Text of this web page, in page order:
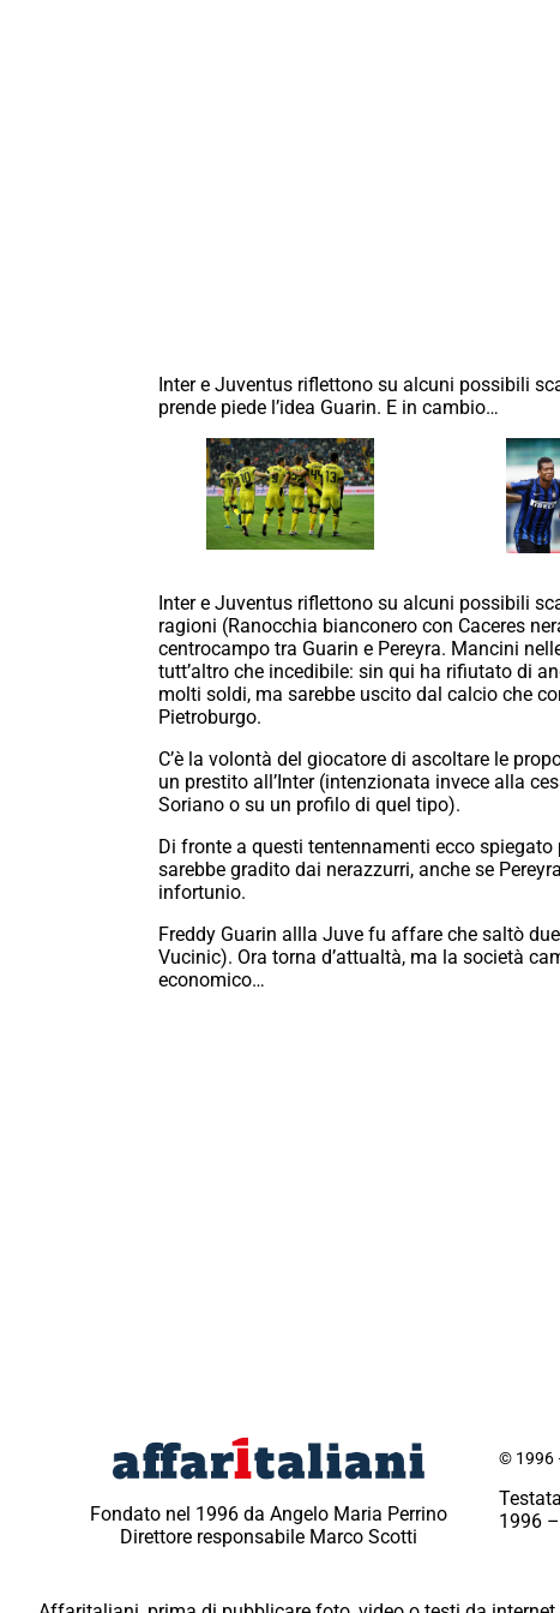
Inter e Juventus riflettono su alcuni possibili
prende piede l’idea Guarin. E in cambio…
Inter e Juventus riflettono su alcuni possibili
ragioni (Ranocchia bianconero con Caceres
centrocampo tra Guarin e Pereyra. Mancini
tutt’altro che incedibile: sin qui ha rifiutato di
molti soldi, ma sarebbe uscito dal calcio che
Pietroburgo.
C’è la volontà del giocatore di ascoltare le
un prestito all’Inter (intenzionata invece alla
Soriano o su un profilo di quel tipo).
Di fronte a questi tentennamenti ecco
sarebbe gradito dai nerazzurri, anche se
infortunio.
Freddy Guarin allla Juve fu affare che saltò
Vucinic). Ora torna d’attualtà, ma la società
economico…
Fondato nel 1996 da Angelo Maria Perrino
Direttore responsabile Marco Scotti
© 1996
1996